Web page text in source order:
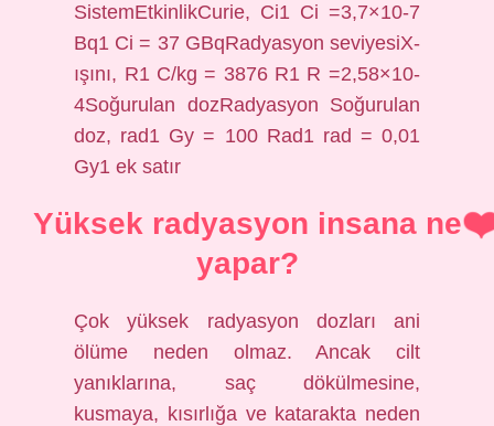
SistemEtkinlikCurie, Ci1 Ci =3,7×10-7
Bq1 Ci = 37 GBqRadyasyon seviyesiX-
ışını, R1 C/kg = 3876 R1 R =2,58×10-
4Soğurulan dozRadyasyon Soğurulan
doz, rad1 Gy = 100 Rad1 rad = 0,01
Gy1 ek satır
Yüksek radyasyon insana ne
yapar?
Çok yüksek radyasyon dozları ani
ölüme neden olmaz. Ancak cilt
yanıklarına, saç dökülmesine,
kusmaya, kısırlığa ve katarakta neden